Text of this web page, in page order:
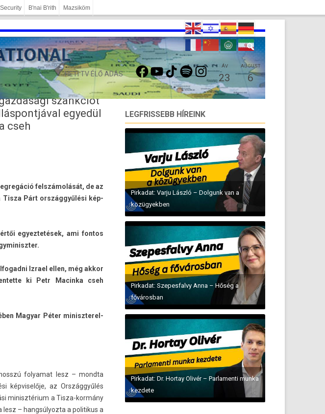
B'nai B'rith Mazsiköm
HETI TV ÉLŐ ADÁS
FACEBOOKYOUTUBETIKTOKSPOTIFYINSTAGRAMÁV
23
AUGUST
6
szankciót
egyedül
cseh
felszámolását, de az
Tisza Párt országgyűlési kép­
egyez­tetések, ami fon­tos
Iz­rael ellen, még akkor
ki Petr Macin­ka cseh
Magyar Péter miniszterel­
folyamat lesz – mondta
kép­viselője, az Országgyűlés
minisztérium a Tisza-kormány
– han­gsúlyoz­ta a politikus a
LEGFRISSEBB HÍREINK
Pirkadat: Varju László – Dolgunk van a
közügyekben
Pirkadat: Szepesfalvy Anna – Hőség a
fővárosban
Pirkadat: Dr. Hortay Olivér – Parlamenti munka
kezdete